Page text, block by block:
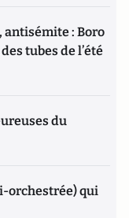
: Boro
tubes de l’été
du
orchestrée) qui